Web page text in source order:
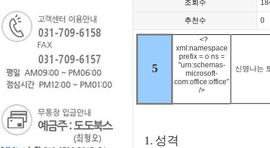
조회수
추천수 0
5
<?
xml:namespace
prefix = o ns =
"urn:schemas-
microsoft-
com:office:office"
/>
신명나는
1. 성격